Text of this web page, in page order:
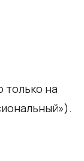
только на